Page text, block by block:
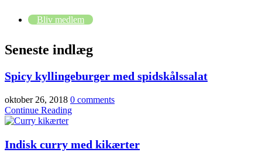
Bliv medlem
Seneste indlæg
Spicy kyllingeburger med spidskålssalat
oktober 26, 2018 0 comments
Continue Reading
Indisk curry med kikærter